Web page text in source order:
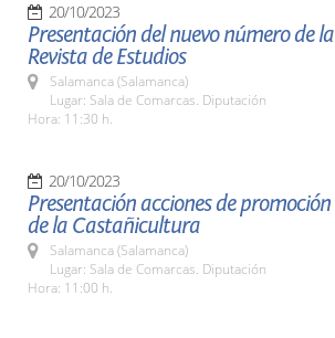
20/10/2023
Presentación del nuevo número de la
Revista de Estudios
Salamanca (Salamanca)
Lugar: Sala de Comarcas. Diputación
Hora: 11:30 h.
20/10/2023
Presentación acciones de promoción
de la Castañicultura
Salamanca (Salamanca)
Lugar: Sala de Comarcas. Diputación
Hora: 11:00 h.